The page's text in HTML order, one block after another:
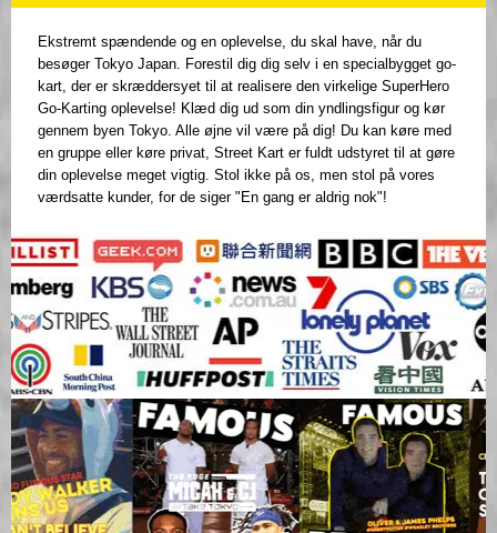
Ekstremt spændende og en oplevelse, du skal have, når du
besøger Tokyo Japan. Forestil dig dig selv i en specialbygget go-
kart, der er skræddersyet til at realisere den virkelige SuperHero
Go-Karting oplevelse! Klæd dig ud som din yndlingsfigur og kør
gennem byen Tokyo. Alle øjne vil være på dig! Du kan køre med
en gruppe eller køre privat, Street Kart er fuldt udstyret til at gøre
din oplevelse meget vigtig. Stol ikke på os, men stol på vores
værdsatte kunder, for de siger "En gang er aldrig nok"!